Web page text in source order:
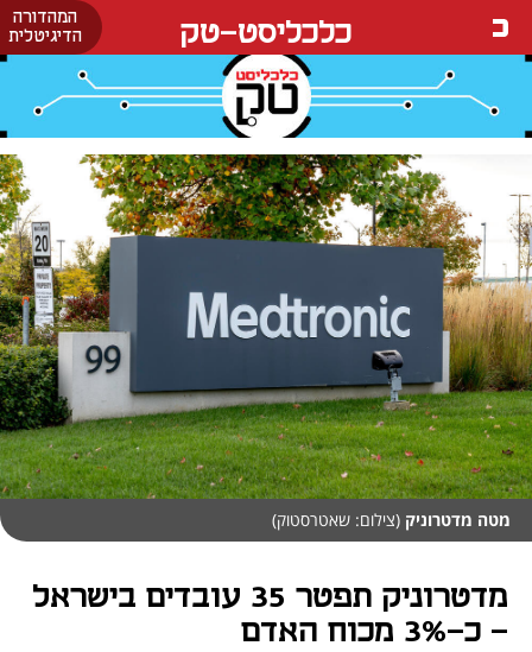
המהדורה
הדיגיטלית
כלכליסט-טק
מטה מדטרוניק (צילום: שאטרסטוק)
מדטרוניק תפטר 35 עובדים בישראל
- כ-3% מכוח האדם